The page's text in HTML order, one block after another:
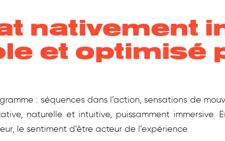
nativement
et optimisé
: séquences dans l’action, sensations de
naturelle et intuitive, puissamment immersive.
le sentiment d’être acteur de l’expérience.